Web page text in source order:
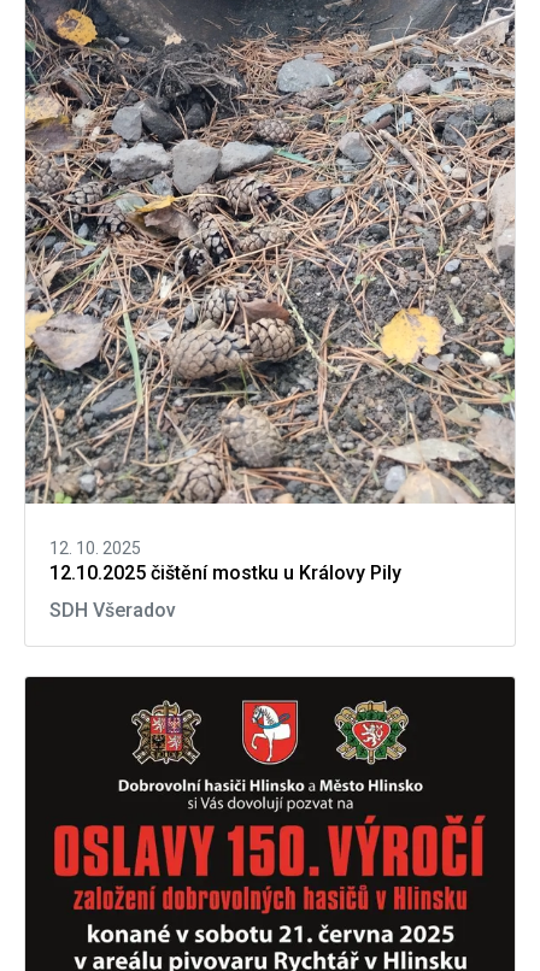
12. 10. 2025
12.10.2025 čištění mostku u Královy Pily
SDH Všeradov